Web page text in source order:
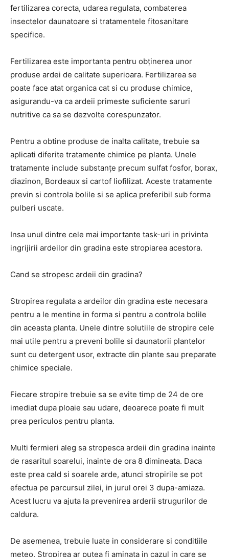
fertilizarea corecta, udarea regulata, combaterea
insectelor daunatoare si tratamentele fitosanitare
specifice.
Fertilizarea este importanta pentru obținerea unor
produse ardei de calitate superioara. Fertilizarea se
poate face atat organica cat si cu produse chimice,
asigurandu-va ca ardeii primeste suficiente saruri
nutritive ca sa se dezvolte corespunzator.
Pentru a obtine produse de inalta calitate, trebuie sa
aplicati diferite tratamente chimice pe planta. Unele
tratamente include substanțe precum sulfat fosfor, borax,
diazinon, Bordeaux si cartof liofilizat. Aceste tratamente
previn si controla bolile si se aplica preferibil sub forma
pulberi uscate.
Insa unul dintre cele mai importante task-uri in privinta
ingrijirii ardeilor din gradina este stropiarea acestora.
Cand se stropesc ardeii din gradina?
Stropirea regulata a ardeilor din gradina este necesara
pentru a le mentine in forma si pentru a controla bolile
din aceasta planta. Unele dintre solutiile de stropire cele
mai utile pentru a preveni bolile si daunatorii plantelor
sunt cu detergent usor, extracte din plante sau preparate
chimice speciale.
Fiecare stropire trebuie sa se evite timp de 24 de ore
imediat dupa ploaie sau udare, deoarece poate fi mult
prea periculos pentru planta.
Multi fermieri aleg sa stropesca ardeii din gradina inainte
de rasaritul soarelui, inainte de ora 8 dimineata. Daca
este prea cald si soarele arde, atunci stropirile se pot
efectua pe parcursul zilei, in jurul orei 3 dupa-amiaza.
Acest lucru va ajuta la prevenirea arderii strugurilor de
caldura.
De asemenea, trebuie luate in considerare si conditiile
meteo. Stropirea ar putea fi aminata in cazul in care se